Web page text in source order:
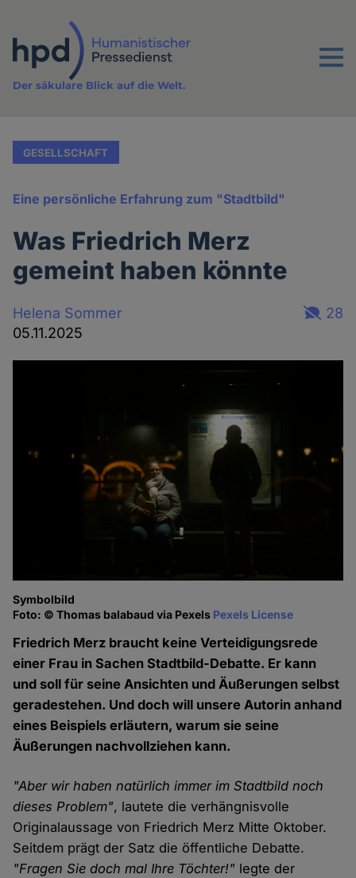
Inhalt
Menu
Der säkulare Blick auf die Welt.
GESELLSCHAFT
Eine persönliche Erfahrung zum "Stadtbild"
Was Friedrich Merz
gemeint haben könnte
Helena Sommer
05.11.2025
28
Symbolbild
Foto: © Thomas balabaud via Pexels Pexels License
Friedrich Merz braucht keine Verteidigungsrede
einer Frau in Sachen Stadtbild-Debatte. Er kann
und soll für seine Ansichten und Äußerungen selbst
geradestehen. Und doch will unsere Autorin anhand
eines Beispiels erläutern, warum sie seine
Äußerungen nachvollziehen kann.
"Aber wir haben natürlich immer im Stadtbild noch
dieses Problem", lautete die verhängnisvolle
Originalaussage von Friedrich Merz Mitte Oktober.
Seitdem prägt der Satz die öffentliche Debatte.
"Fragen Sie doch mal Ihre Töchter!" legte der